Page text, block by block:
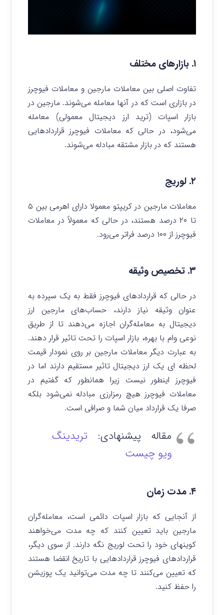
۱. بازارهای مختلف
تفاوت اصلی بین معاملات مارجین و معاملات فیوچرز
در بازاری است که در آنها معامله می‌شوند. مارجین در
بازار اسپات (ترید ارز دیجیتال معمولی) معامله
می‌شود، در حالی که معاملات فیوچرز قراردادهایی
هستند که در بازار مشتقه مبادله می‌شوند.
۲. لوریج
معاملات مارجین در کریپتو معمولا دارای اهرمی بین ۵
تا ۲۰ درصد هستند، در حالی که معمولاً در معاملات
فیوچرز از ۱۰۰ درصد فراتر می‌رود.
۳. تخصیص وثیقه
در حالی که قراردادهای فیوچرز فقط به یک سپرده به
عنوان وثیقه نیاز دارند، حساب‌های مارجین ارز
دیجیتال به معامله‌گران اجازه می‌دهند تا از طریق
نوعی وام با بهره، بازار اسپات را تحت تاثیر قرار دهند.
به عبارت دیگر معاملات مارجین بر روی نمودار قیمت
لحظه ای یک ارز دیجیتال تاثیر مستقیم دارند اما در
فیوچرز اینطور نیست زیرا همانطور که گفتیم در
معاملات فیوچرز هیچ رمزارزی مبادله نمی‌شود بلکه
صرفا یک قرارداد میان شما و صرافی است.
مقاله پیشنهادی: تریدینگ
ویو چیست
۴. مدت زمان
از آنجایی که بازار اسپات دائمی است، معامله‌گران
مارجین باید تعیین کنند که چه مدت می‌خواهند
کوینهای خود را تحت لوریج نگه دارند. از سوی دیگر،
قراردادهای فیوچرز قراردادهایی با تاریخ انقضا هستند
که تعیین می‌کنند تا چه مدت می‌توانید یک پوزیشن
را حفظ کنید.